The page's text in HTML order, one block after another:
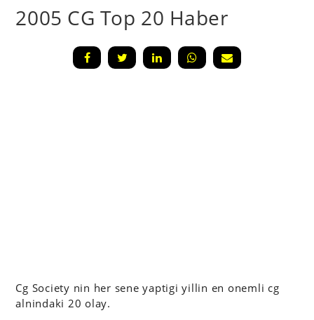
2005 CG Top 20 Haber
Cg Society nin her sene yaptigi yillin en onemli cg
alnindaki 20 olay.